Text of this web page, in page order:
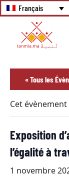
Français
« Tous les
Cet évènement
Exposition
l’égalité à
1 novembre